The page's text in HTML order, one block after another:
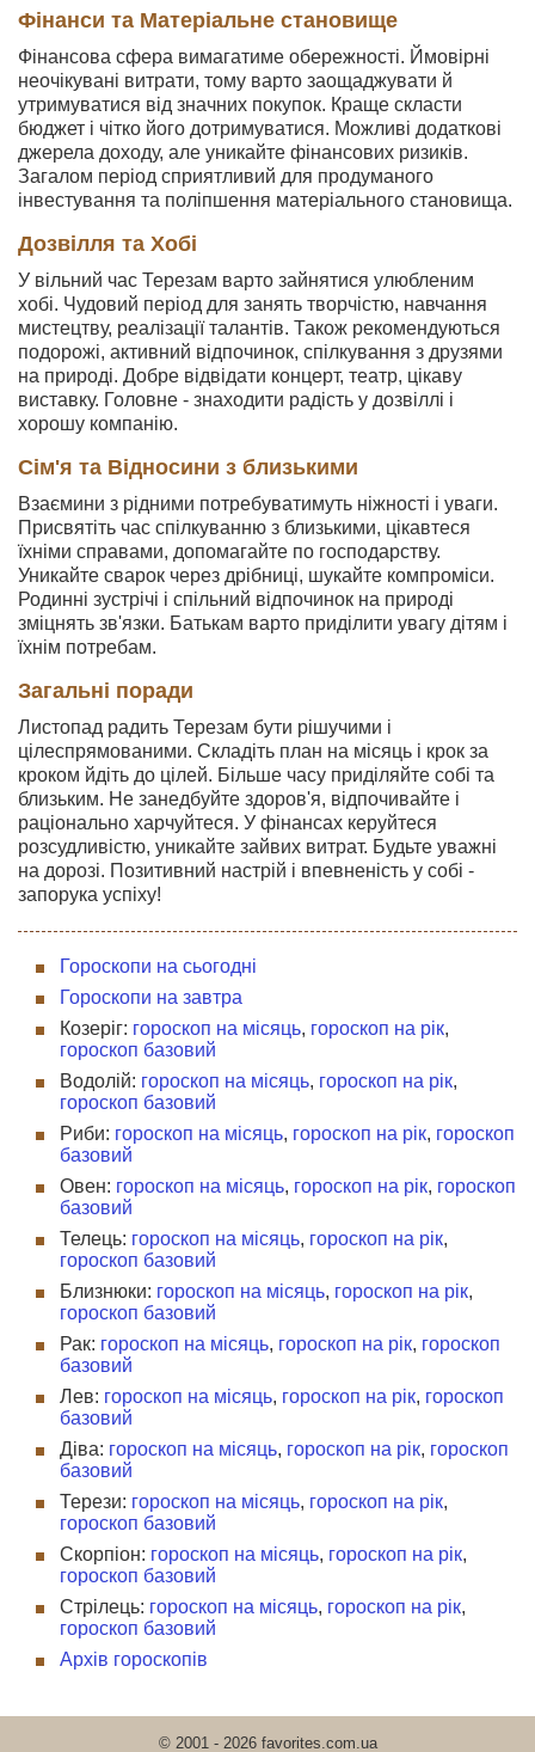
Фінанси та Матеріальне становище
Фінансова сфера вимагатиме обережності. Ймовірні
неочікувані витрати, тому варто заощаджувати й
утримуватися від значних покупок. Краще скласти
бюджет і чітко його дотримуватися. Можливі додаткові
джерела доходу, але уникайте фінансових ризиків.
Загалом період сприятливий для продуманого
інвестування та поліпшення матеріального становища.
Дозвілля та Хобі
У вільний час Терезам варто зайнятися улюбленим
хобі. Чудовий період для занять творчістю, навчання
мистецтву, реалізації талантів. Також рекомендуються
подорожі, активний відпочинок, спілкування з друзями
на природі. Добре відвідати концерт, театр, цікаву
виставку. Головне - знаходити радість у дозвіллі і
хорошу компанію.
Сім'я та Відносини з близькими
Взаємини з рідними потребуватимуть ніжності і уваги.
Присвятіть час спілкуванню з близькими, цікавтеся
їхніми справами, допомагайте по господарству.
Уникайте сварок через дрібниці, шукайте компроміси.
Родинні зустрічі і спільний відпочинок на природі
зміцнять зв'язки. Батькам варто приділити увагу дітям і
їхнім потребам.
Загальні поради
Листопад радить Терезам бути рішучими і
цілеспрямованими. Складіть план на місяць і крок за
кроком йдіть до цілей. Більше часу приділяйте собі та
близьким. Не занедбуйте здоров'я, відпочивайте і
раціонально харчуйтеся. У фінансах керуйтеся
розсудливістю, уникайте зайвих витрат. Будьте уважні
на дорозі. Позитивний настрій і впевненість у собі -
запорука успіху!
Гороскопи на сьогодні
Гороскопи на завтра
Козеріг: гороскоп на місяць, гороскоп на рік,
гороскоп базовий
Водолій: гороскоп на місяць, гороскоп на рік,
гороскоп базовий
Риби: гороскоп на місяць, гороскоп на рік, гороскоп
базовий
Овен: гороскоп на місяць, гороскоп на рік, гороскоп
базовий
Телець: гороскоп на місяць, гороскоп на рік,
гороскоп базовий
Близнюки: гороскоп на місяць, гороскоп на рік,
гороскоп базовий
Рак: гороскоп на місяць, гороскоп на рік, гороскоп
базовий
Лев: гороскоп на місяць, гороскоп на рік, гороскоп
базовий
Діва: гороскоп на місяць, гороскоп на рік, гороскоп
базовий
Терези: гороскоп на місяць, гороскоп на рік,
гороскоп базовий
Скорпіон: гороскоп на місяць, гороскоп на рік,
гороскоп базовий
Стрілець: гороскоп на місяць, гороскоп на рік,
гороскоп базовий
Архів гороскопів
© 2001 - 2026 favorites.com.ua